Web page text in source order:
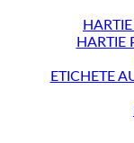
HARTIE
ETICHETE